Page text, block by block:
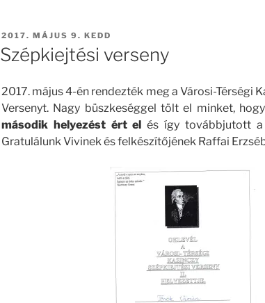
BEKÜLDVE:
2017. MÁJUS 9. KEDD
Szépkiejtési verseny
2017. május 4-én rendezték meg a Városi-Térségi
Versenyt. Nagy büszkeséggel tölt el minket, hogy
második helyezést ért el és így továbbjutott a
Gratulálunk Vivinek és felkészítőjének Raffai